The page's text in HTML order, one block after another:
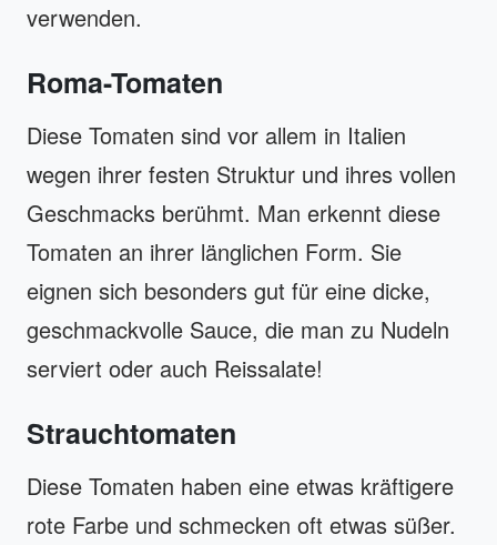
verwenden.
Roma-Tomaten
Diese Tomaten sind vor allem in Italien
wegen ihrer festen Struktur und ihres vollen
Geschmacks berühmt. Man erkennt diese
Tomaten an ihrer länglichen Form. Sie
eignen sich besonders gut für eine dicke,
geschmackvolle Sauce, die man zu Nudeln
serviert oder auch Reissalate!
Strauchtomaten
Diese Tomaten haben eine etwas kräftigere
rote Farbe und schmecken oft etwas süßer.